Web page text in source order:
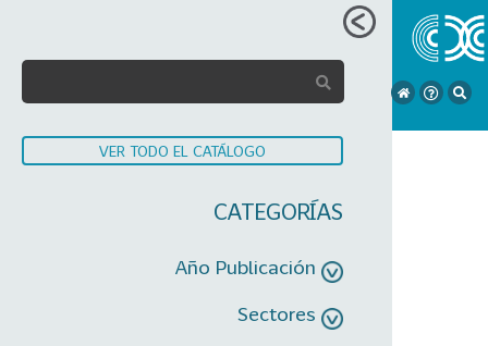
VER TODO EL CATÁLOGO
CATEGORÍAS
Año Publicación
Sectores